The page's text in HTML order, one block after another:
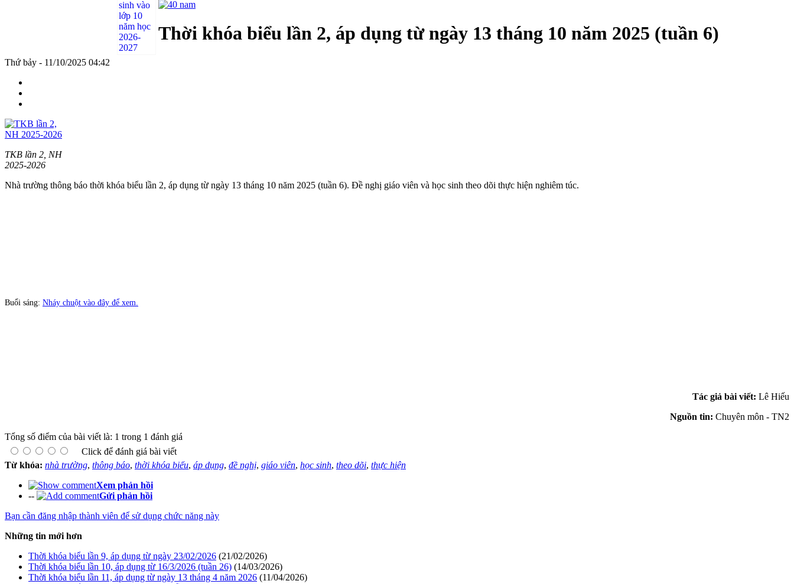
Thời khóa biểu lần 2, áp dụng từ ngày 13 tháng 10 năm 2025 (tuần 6)
Thứ bảy - 11/10/2025 04:42
TKB lần 2, NH
2025-2026
Nhà trường thông báo thời khóa biểu lần 2, áp dụng từ ngày 13 tháng 10 năm 2025 (tuần 6). Đề nghị giáo viên và học sinh theo dõi thực hiện nghiêm túc.
Buổi sáng: Nháy chuột vào đây để xem.
Tác giả bài viết: Lê Hiếu
Nguồn tin: Chuyên môn - TN2
Tổng số điểm của bài viết là: 1 trong 1 đánh giá
Click để đánh giá bài viết
Từ khóa: nhà trường, thông báo, thời khóa biểu, áp dụng, đề nghị, giáo viên, học sinh, theo dõi, thực hiện
Xem phản hồi
--
Gửi phản hồi
Bạn cần đăng nhập thành viên để sử dụng chức năng này
Những tin mới hơn
Thời khóa biểu lần 9, áp dụng từ ngày 23/02/2026 (21/02/2026)
Thời khóa biểu lần 10, áp dụng từ 16/3/2026 (tuần 26) (14/03/2026)
Thời khóa biểu lần 11, áp dụng từ ngày 13 tháng 4 năm 2026 (11/04/2026)